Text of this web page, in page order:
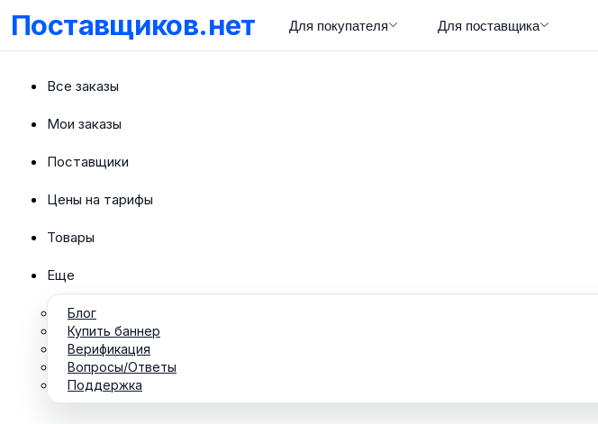
Поставщиков.нет Для покупателя Для поставщика
Все заказы
Мои заказы
Поставщики
Цены на тарифы
Товары
Еще
Блог
Купить баннер
Верификация
Вопросы/Ответы
Поддержка